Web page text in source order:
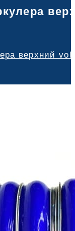
верхний